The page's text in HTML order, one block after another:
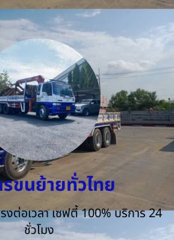
ขนย้ายทั่วไทย
ต่อเวลา เซฟตี้ 100% บริการ 24
ชั่วโมง